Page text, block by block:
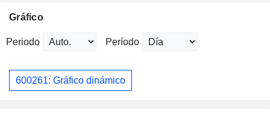
Gráfico
Periodo Período
600261: Gráfico dinámico